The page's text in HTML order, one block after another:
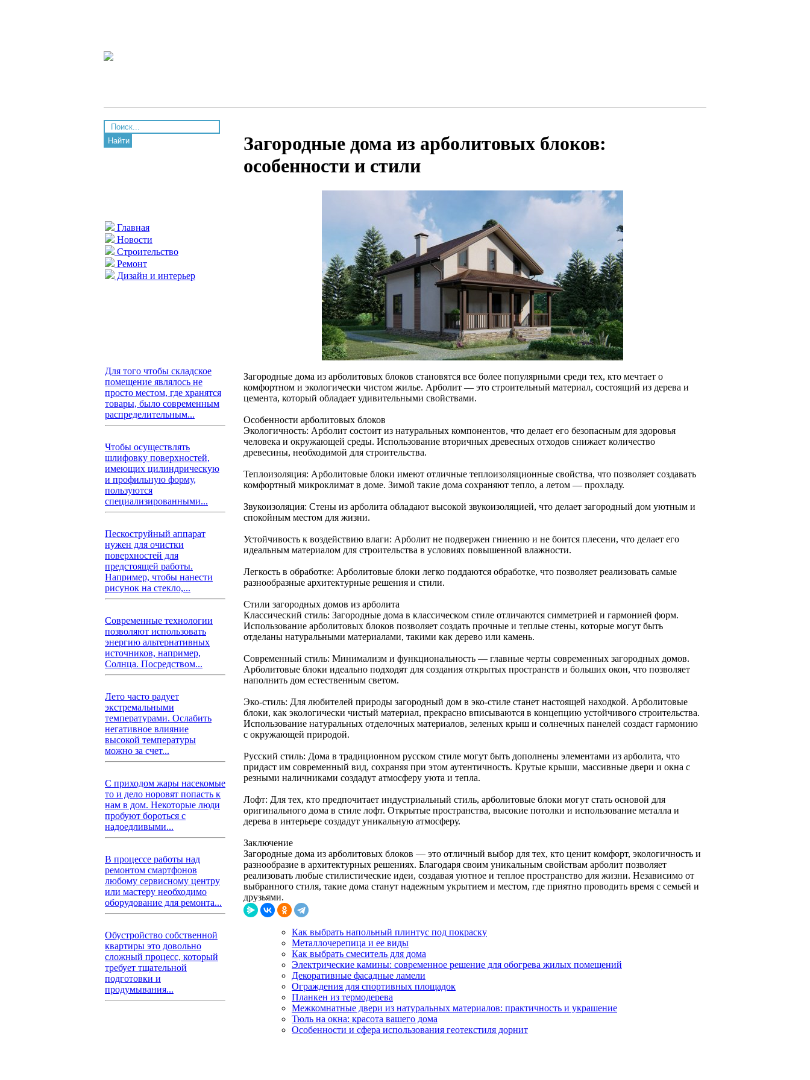
Найти
Главная
Новости
Строительство
Ремонт
Дизайн и интерьер
Для того чтобы складское
помещение являлось не
просто местом, где хранятся
товары, было современным
распределительным...
Чтобы осуществлять
шлифовку поверхностей,
имеющих цилиндрическую
и профильную форму,
пользуются
специализированными...
Пескоструйный аппарат
нужен для очистки
поверхностей для
предстоящей работы.
Например, чтобы нанести
рисунок на стекло,...
Современные технологии
позволяют использовать
энергию альтернативных
источников, например,
Солнца. Посредством...
Лето часто радует
экстремальными
температурами. Ослабить
негативное влияние
высокой температуры
можно за счет...
С приходом жары насекомые
то и дело норовят попасть к
нам в дом. Некоторые люди
пробуют бороться с
надоедливыми...
В процессе работы над
ремонтом смартфонов
любому сервисному центру
или мастеру необходимо
оборудование для ремонта...
Обустройство собственной
квартиры это довольно
сложный процесс, который
требует тщательной
подготовки и
продумывания...
Загородные дома из арболитовых блоков:
особенности и стили
Загородные дома из арболитовых блоков становятся все более популярными среди тех, кто мечтает о
комфортном и экологически чистом жилье. Арболит — это строительный материал, состоящий из дерева и
цемента, который обладает удивительными свойствами.
Особенности арболитовых блоков
Экологичность: Арболит состоит из натуральных компонентов, что делает его безопасным для здоровья
человека и окружающей среды. Использование вторичных древесных отходов снижает количество
древесины, необходимой для строительства.
Теплоизоляция: Арболитовые блоки имеют отличные теплоизоляционные свойства, что позволяет создавать
комфортный микроклимат в доме. Зимой такие дома сохраняют тепло, а летом — прохладу.
Звукоизоляция: Стены из арболита обладают высокой звукоизоляцией, что делает загородный дом уютным и
спокойным местом для жизни.
Устойчивость к воздействию влаги: Арболит не подвержен гниению и не боится плесени, что делает его
идеальным материалом для строительства в условиях повышенной влажности.
Легкость в обработке: Арболитовые блоки легко поддаются обработке, что позволяет реализовать самые
разнообразные архитектурные решения и стили.
Стили загородных домов из арболита
Классический стиль: Загородные дома в классическом стиле отличаются симметрией и гармонией форм.
Использование арболитовых блоков позволяет создать прочные и теплые стены, которые могут быть
отделаны натуральными материалами, такими как дерево или камень.
Современный стиль: Минимализм и функциональность — главные черты современных загородных домов.
Арболитовые блоки идеально подходят для создания открытых пространств и больших окон, что позволяет
наполнить дом естественным светом.
Эко-стиль: Для любителей природы загородный дом в эко-стиле станет настоящей находкой. Арболитовые
блоки, как экологически чистый материал, прекрасно вписываются в концепцию устойчивого строительства.
Использование натуральных отделочных материалов, зеленых крыш и солнечных панелей создаст гармонию
с окружающей природой.
Русский стиль: Дома в традиционном русском стиле могут быть дополнены элементами из арболита, что
придаст им современный вид, сохраняя при этом аутентичность. Крутые крыши, массивные двери и окна с
резными наличниками создадут атмосферу уюта и тепла.
Лофт: Для тех, кто предпочитает индустриальный стиль, арболитовые блоки могут стать основой для
оригинального дома в стиле лофт. Открытые пространства, высокие потолки и использование металла и
дерева в интерьере создадут уникальную атмосферу.
Заключение
Загородные дома из арболитовых блоков — это отличный выбор для тех, кто ценит комфорт, экологичность и
разнообразие в архитектурных решениях. Благодаря своим уникальным свойствам арболит позволяет
реализовать любые стилистические идеи, создавая уютное и теплое пространство для жизни. Независимо от
выбранного стиля, такие дома станут надежным укрытием и местом, где приятно проводить время с семьей и
друзьями.
Как выбрать напольный плинтус под покраску
Металлочерепица и ее виды
Как выбрать смеситель для дома
Электрические камины: современное решение для обогрева жилых помещений
Декоративные фасадные ламели
Ограждения для спортивных площадок
Планкен из термодерева
Межкомнатные двери из натуральных материалов: практичность и украшение
Тюль на окна: красота вашего дома
Особенности и сфера использования геотекстиля дорнит